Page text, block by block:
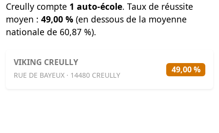
Creully compte 1 auto-école. Taux de réussite
moyen : 49,00 % (en dessous de la moyenne
nationale de 60,87 %).
VIKING CREULLY
RUE DE BAYEUX · 14480 CREULLY
49,00 %